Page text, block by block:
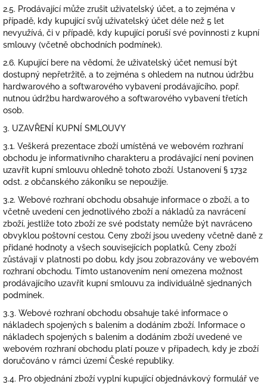
2.5. Prodávající může zrušit uživatelský účet, a to zejména v
případě, kdy kupující svůj uživatelský účet déle než 5 let
nevyužívá, či v případě, kdy kupující poruší své povinnosti z kupní
smlouvy (včetně obchodních podmínek).
2.6. Kupující bere na vědomí, že uživatelský účet nemusí být
dostupný nepřetržitě, a to zejména s ohledem na nutnou údržbu
hardwarového a softwarového vybavení prodávajícího, popř.
nutnou údržbu hardwarového a softwarového vybavení třetích
osob.
3. UZAVŘENÍ KUPNÍ SMLOUVY
3.1. Veškerá prezentace zboží umístěná ve webovém rozhraní
obchodu je informativního charakteru a prodávající není povinen
uzavřít kupní smlouvu ohledně tohoto zboží. Ustanovení § 1732
odst. 2 občanského zákoníku se nepoužije.
3.2. Webové rozhraní obchodu obsahuje informace o zboží, a to
včetně uvedení cen jednotlivého zboží a nákladů za navrácení
zboží, jestliže toto zboží ze své podstaty nemůže být navráceno
obvyklou poštovní cestou. Ceny zboží jsou uvedeny včetně daně z
přidané hodnoty a všech souvisejících poplatků. Ceny zboží
zůstávají v platnosti po dobu, kdy jsou zobrazovány ve webovém
rozhraní obchodu. Tímto ustanovením není omezena možnost
prodávajícího uzavřít kupní smlouvu za individuálně sjednaných
podmínek.
3.3. Webové rozhraní obchodu obsahuje také informace o
nákladech spojených s balením a dodáním zboží. Informace o
nákladech spojených s balením a dodáním zboží uvedené ve
webovém rozhraní obchodu platí pouze v případech, kdy je zboží
doručováno v rámci území České republiky.
3.4. Pro objednání zboží vyplní kupující objednávkový formulář ve